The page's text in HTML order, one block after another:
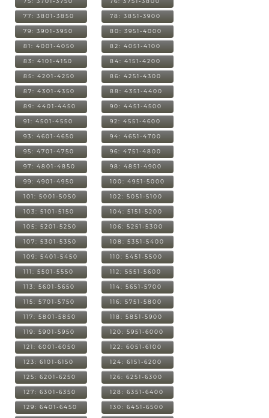
77: 3801-3850 78: 3851-3900
79: 3901-3950 80: 3951-4000
81: 4001-4050 82: 4051-4100
83: 4101-4150 84: 4151-4200
85: 4201-4250 86: 4251-4300
87: 4301-4350 88: 4351-4400
89: 4401-4450 90: 4451-4500
91: 4501-4550 92: 4551-4600
93: 4601-4650 94: 4651-4700
95: 4701-4750 96: 4751-4800
97: 4801-4850 98: 4851-4900
99: 4901-4950 100: 4951-5000
101: 5001-5050 102: 5051-5100
103: 5101-5150 104: 5151-5200
105: 5201-5250 106: 5251-5300
107: 5301-5350 108: 5351-5400
109: 5401-5450 110: 5451-5500
111: 5501-5550 112: 5551-5600
113: 5601-5650 114: 5651-5700
115: 5701-5750 116: 5751-5800
117: 5801-5850 118: 5851-5900
119: 5901-5950 120: 5951-6000
121: 6001-6050 122: 6051-6100
123: 6101-6150 124: 6151-6200
125: 6201-6250 126: 6251-6300
127: 6301-6350 128: 6351-6400
129: 6401-6450 130: 6451-6500